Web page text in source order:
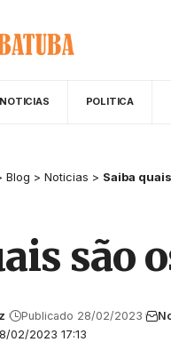
NOTICIAS POLITICA
Blog > Noticias > Saiba
são
02/2023 17:13
Publicado 28/02/2023